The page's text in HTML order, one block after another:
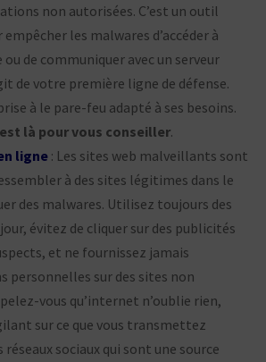
non autorisées. C’est un outil
les malwares d’accéder à
ou de communiquer avec un serveur
de votre première ligne de défense.
à le pare-feu adapté à ses besoins.
est là pour vous conseiller.
ligne : Les sites web malveillants sont
à des sites légitimes dans le
des malwares. Utilisez toujours des
évitez de cliquer sur des publicités
et ne fournissez jamais
personnelles sur des sites non
vous qu’internet n’oublie rien,
sur ce que vous transmettez
sociaux qui sont une source